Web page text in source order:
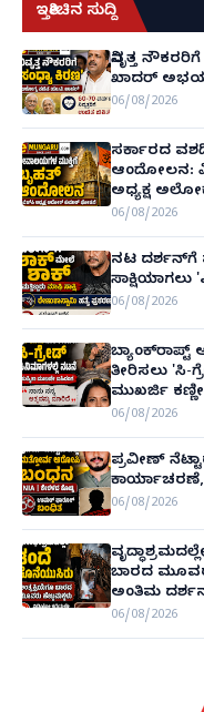
ಇತ್ತೀಚಿನ ಸುದ್ದಿ
ನಿವೃತ್ತ
ಖಾದರ್
06/08/2026
ಸರ್ಕಾರದ
ಆಂದೋಲನ:
ಅಧ್ಯಕ್ಷ
06/08/2026
ನಟ ದರ್ಶನ್‌ಗೆ
06/08/2026
ಬ್ಯಾಂಕ್‌ರಾಪ್ಟ್‌
ತೀರಿಸಲು 'ಸಿ-
ಮುಖರ್ಜಿ
06/08/2026
ಪ್ರವೀಣ್
06/08/2026
ಬಾರದ
ಅಂತಿಮ
06/08/2026